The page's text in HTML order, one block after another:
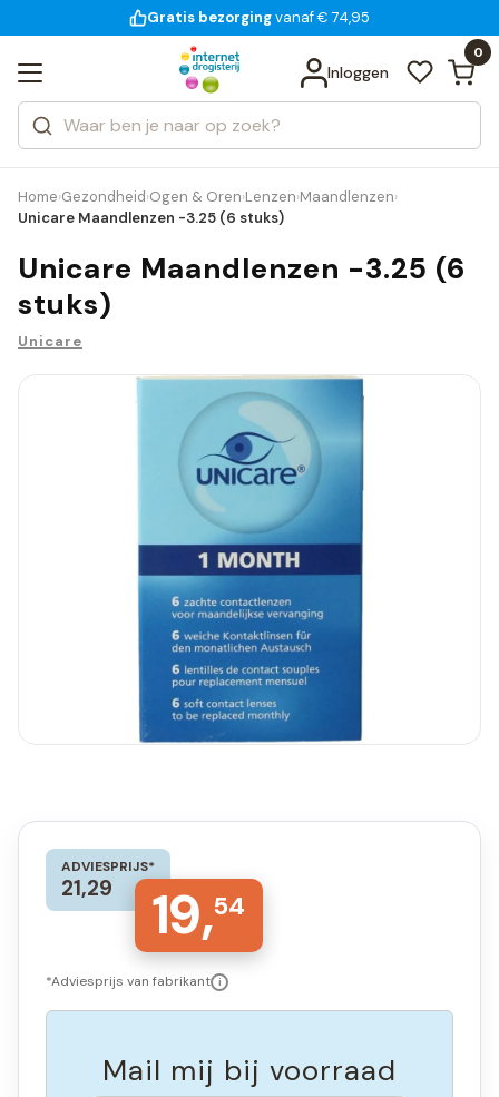
voor 18:00 uur besteld
Gratis bezorgingvanaf € 74,95
14 dagen bedenktijd
Inloggen
0
Zoeken
Categorieën
Merken
Bekijk alle resultaten
Home›Gezondheid›Ogen & Oren›Lenzen›Maandlenzen›
Unicare Maandlenzen -3.25 (6 stuks)
Unicare Maandlenzen -3.25 (6
stuks)
Unicare
ADVIESPRIJS*
21,29 19,54
*Adviesprijs van fabrikant i
Mail mij bij voorraad